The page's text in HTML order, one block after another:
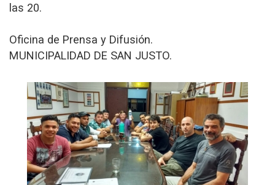
las 20.
Oficina de Prensa y Difusión.
MUNICIPALIDAD DE SAN JUSTO.